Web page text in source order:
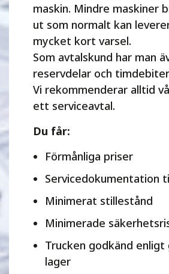
maskin. Mindre maskiner
ut som normalt kan
mycket kort varsel.
Som avtalskund har man
reservdelar och
Vi rekommenderar alltid
ett serviceavtal.
Du får:
Förmånliga priser
Servicedokumentation
Minimerat stillestånd
Minimerade
Trucken godkänd enligt
lager